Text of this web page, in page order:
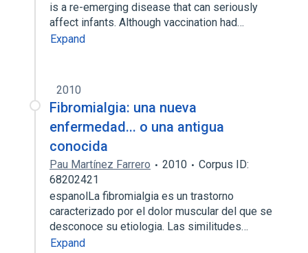
is a re-emerging disease that can seriously
affect infants. Although vaccination had…
Expand
2010
Fibromialgia: una nueva
enfermedad... o una antigua
conocida
Pau Martínez Farrero 2010
Corpus ID:
68202421
espanolLa fibromialgia es un trastorno
caracterizado por el dolor muscular del que se
desconoce su etiologia. Las similitudes…
Expand